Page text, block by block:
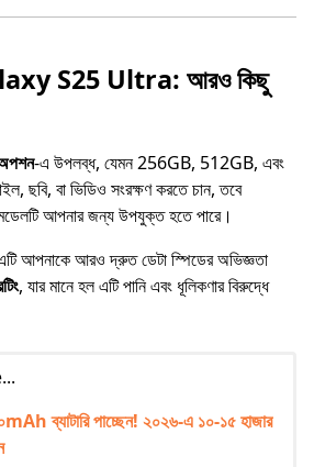
S25 Ultra: আরও কিছু
-এ উপলব্ধ, যেমন 256GB, 512GB, এবং
ছবি, বা ভিডিও সংরক্ষণ করতে চান, তবে
আপনার জন্য উপযুক্ত হতে পারে।
আপনাকে আরও দ্রুত ডেটা স্পিডের অভিজ্ঞতা
, যার মানে হল এটি পানি এবং ধূলিকণার বিরুদ্ধে
ব্যাটারি পাচ্ছেন! ২০২৬-এ ১০-১৫ হাজার